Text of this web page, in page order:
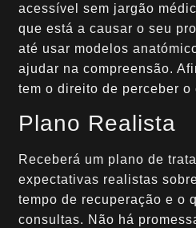
acessível sem jargão
que está a causar o seu
até usar modelos
ajudar na compreensão.
tem o direito de perceber o
Plano Realista
Receberá um plano de
expectativas realistas
tempo de recuperação e o
consultas. Não há